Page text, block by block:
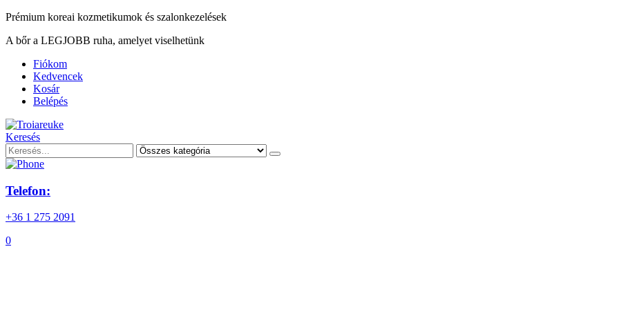
Prémium koreai kozmetikumok és szalonkezelések
A bőr a LEGJOBB ruha, amelyet viselhetünk
Fiókom
Kedvencek
Kosár
Belépés
Keresés
Telefon:
+36 1 275 2091
0